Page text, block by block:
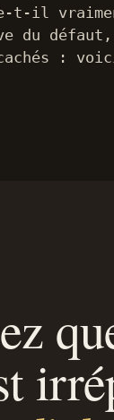
t-il
du
cachés :